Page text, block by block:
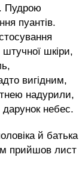
Пудрою
пуантів.
шкіри,
вигідним,
надурили,
небес.
й батька
прийшов лист